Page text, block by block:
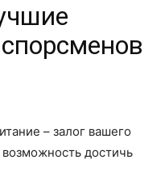
– залог вашего
достичь